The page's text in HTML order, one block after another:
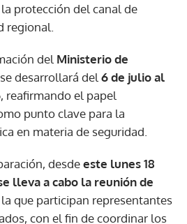
protección del canal de
regional.
del Ministerio de
desarrollará del 6 de julio al
, reafirmando el papel
punto clave para la
en materia de seguridad.
desdeeste lunes 18
lleva a cabo la reunión de
que participan representantes
con el fin de coordinar los